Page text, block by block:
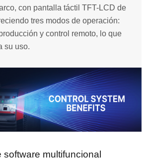
con pantalla táctil TFT-LCD de
tres modos de operación:
y control remoto, lo que
su uso.
software multifuncional